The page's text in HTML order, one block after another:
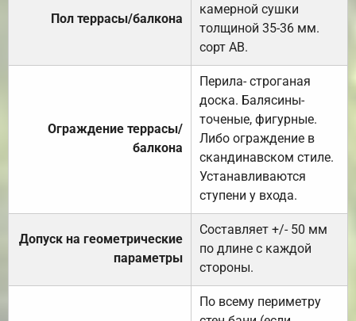
Пол террасы/балкона
камерной сушки
толщиной 35-36 мм.
сорт АВ.
Ограждение террасы/
балкона
Перила- строганая
доска. Балясины-
точеные, фигурные.
Либо ограждение в
скандинавском стиле.
Устанавливаются
ступени у входа.
Допуск на геометрические
параметры
Составляет +/- 50 мм
по длине с каждой
стороны.
По всему периметру